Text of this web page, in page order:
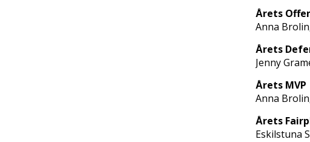
Årets
Anna
Årets
Jenny
Årets MVP
Anna
Årets
Eskilstuna